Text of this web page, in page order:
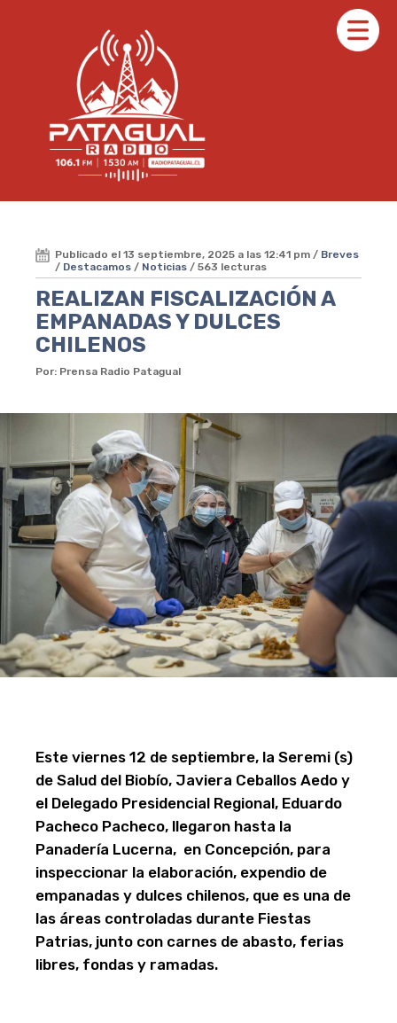
Publicado el 13 septiembre, 2025 a las 12:41 pm / Breves
/ Destacamos / Noticias / 563 lecturas
REALIZAN FISCALIZACIÓN A
EMPANADAS Y DULCES
CHILENOS
Por: Prensa Radio Patagual
Este viernes 12 de septiembre, la Seremi (s)
de Salud del Biobío, Javiera Ceballos Aedo y
el Delegado Presidencial Regional, Eduardo
Pacheco Pacheco, llegaron hasta la
Panadería Lucerna, en Concepción, para
inspeccionar la elaboración, expendio de
empanadas y dulces chilenos, que es una de
las áreas controladas durante Fiestas
Patrias, junto con carnes de abasto, ferias
libres, fondas y ramadas.